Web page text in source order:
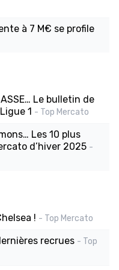
à 7 M€ se profile
ASSE… Le bulletin de
1 - Top Mercato
Les 10 plus
d’hiver 2025 -
! - Top Mercato
recrues - Top